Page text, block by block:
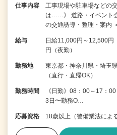
仕事内容
工事現場や駐車場などの
は……》 道路・イベント
の交通誘導・整理・案内
給与
日給11,000円～12,500
円（夜勤）
勤務地
東京都・神奈川県・埼
（直行・直帰OK）
勤務時間
《日勤》08：00～17：
3日〜勤務O…
応募資格 18歳以上（警備業法によ